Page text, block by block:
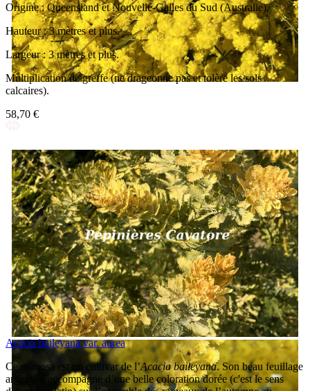
Origine : Queensland et Nouvelle-Galles du Sud (Australie).
Hauteur : 3 mètres et plus.
Largeur : 3 mètres et plus.
Multiplication de greffe (ne drageonne pas et tolère les sols
calcaires).
58,70 €
Acacia baileyana var. aurea
Ce mimosa est un cultivar de l’Acacia baileyana. Son beau feuillage
argenté s’accompagne d’une belle coloration dorée (c'est le sens